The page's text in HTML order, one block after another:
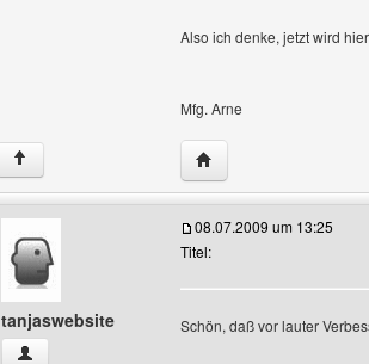
Also ich denke, jetzt wird
Mfg. Arne
↑ Website dieses
tanjaswebsite
tanjaswebsite Benutzer-Profile anzeigen
08.07.2009 um 13:25
Titel:
Schön, daß vor lauter